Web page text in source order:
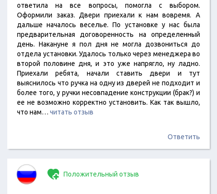
ответила на все вопросы, помогла с выбором.
Оформили заказ. Двери приехали к нам вовремя. А
дальше началось веселье. По установке у нас была
предварительная договоренность на определенный
день. Накануне я пол дня не могла дозвониться до
отдела установки. Удалось только через менеджера во
второй половине дня, и это уже напрягло, ну ладно.
Приехали ребята, начали ставить двери и тут
выяснилось что ручка на одну из дверей не подходит и
более того, у ручки несовпадение конструкции (брак?) и
ее не возможно корректно установить. Как так вышло,
что нам… читать отзыв
Ответить
Положительный отзыв